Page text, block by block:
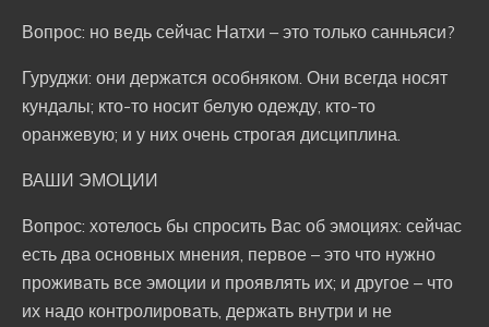
Вопрос: но ведь сейчас Натхи – это только санньяси?
Гуруджи: они держатся особняком. Они всегда носят
кундалы; кто-то носит белую одежду, кто-то
оранжевую; и у них очень строгая дисциплина.
ВАШИ ЭМОЦИИ
Вопрос: хотелось бы спросить Вас об эмоциях: сейчас
есть два основных мнения, первое – это что нужно
проживать все эмоции и проявлять их; и другое – что
их надо контролировать, держать внутри и не